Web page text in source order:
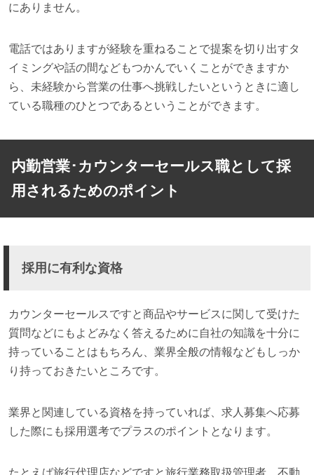
にありません。
電話ではありますが経験を重ねることで提案を切り出すタ
イミングや話の間などもつかんでいくことができますか
ら、未経験から営業の仕事へ挑戦したいというときに適し
ている職種のひとつであるということができます。
内勤営業･カウンターセールス職として採
用されるためのポイント
採用に有利な資格
カウンターセールスですと商品やサービスに関して受けた
質問などにもよどみなく答えるために自社の知識を十分に
持っていることはもちろん、業界全般の情報などもしっか
り持っておきたいところです。
業界と関連している資格を持っていれば、求人募集へ応募
した際にも採用選考でプラスのポイントとなります。